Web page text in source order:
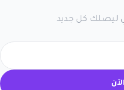
ليصلك كل جديد